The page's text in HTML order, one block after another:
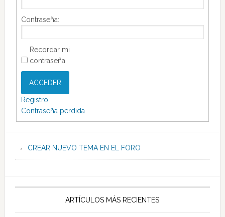
Contraseña:
Recordar mi
contraseña
ACCEDER
Registro
Contraseña perdida
CREAR NUEVO TEMA EN EL FORO
ARTÍCULOS MÁS RECIENTES